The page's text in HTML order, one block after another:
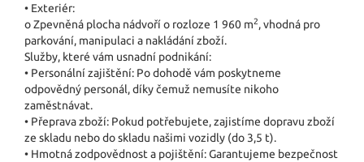
• Exteriér:
o Zpevněná plocha nádvoří o rozloze 1 960 m2, vhodná pro
parkování, manipulaci a nakládání zboží.
Služby, které vám usnadní podnikání:
• Personální zajištění: Po dohodě vám poskytneme
odpovědný personál, díky čemuž nemusíte nikoho
zaměstnávat.
• Přeprava zboží: Pokud potřebujete, zajistíme dopravu zboží
ze skladu nebo do skladu našimi vozidly (do 3,5 t).
• Hmotná zodpovědnost a pojištění: Garantujeme bezpečnost